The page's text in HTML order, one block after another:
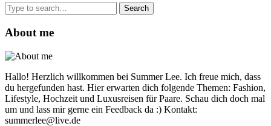
Search
for:
About me
Hallo! Herzlich willkommen bei Summer Lee. Ich freue mich, dass
du hergefunden hast. Hier erwarten dich folgende Themen: Fashion,
Lifestyle, Hochzeit und Luxusreisen für Paare. Schau dich doch mal
um und lass mir gerne ein Feedback da :) Kontakt:
summerlee@live.de